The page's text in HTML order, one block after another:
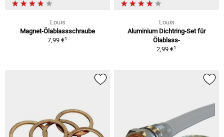
Louis
Magnet-Ölablassschraube
7,99 €1
Louis
Aluminium Dichtring-Set für
Ölablass-
2,99 €1